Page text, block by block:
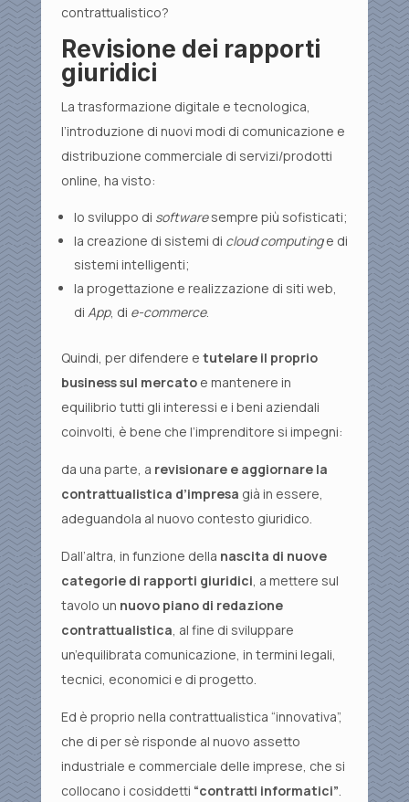
contrattualistico?
Revisione dei rapporti
giuridici
La trasformazione digitale e tecnologica,
l’introduzione di nuovi modi di comunicazione e
distribuzione commerciale di servizi/prodotti
online, ha visto:
lo sviluppo di softwaresempre più sofisticati;
la creazione di sistemi di cloud computinge di
sistemi intelligenti;
la progettazione e realizzazione di siti web,
di App, di e-commerce.
Quindi, per difendere e tutelare il proprio
business sul mercatoe mantenere in
equilibrio tutti gli interessi e i beni aziendali
coinvolti, è bene che l’imprenditore si impegni:
da una parte, a revisionare e aggiornare la
contrattualistica d’impresa già in essere,
adeguandola al nuovo contesto giuridico.
Dall’altra, in funzione della nascita di nuove
categorie di rapporti giuridici, a mettere sul
tavolo un nuovo piano di redazione
contrattualistica, al fine di sviluppare
un’equilibrata comunicazione, in termini legali,
tecnici, economici e di progetto.
Ed è proprio nella contrattualistica “innovativa”,
che di per sè risponde al nuovo assetto
industriale e commerciale delle imprese, che si
collocano i cosiddetti “contratti informatici”.